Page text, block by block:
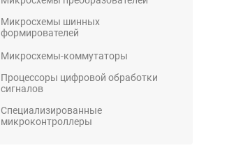
Микросхемы шинных
формирователей
Микросхемы-коммутаторы
Процессоры цифровой обработки
сигналов
Специализированные
микроконтроллеры